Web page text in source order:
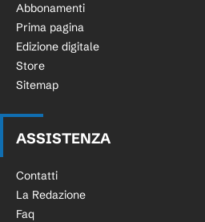
Abbonamenti
Prima pagina
Edizione digitale
Store
Sitemap
ASSISTENZA
Contatti
La Redazione
Faq